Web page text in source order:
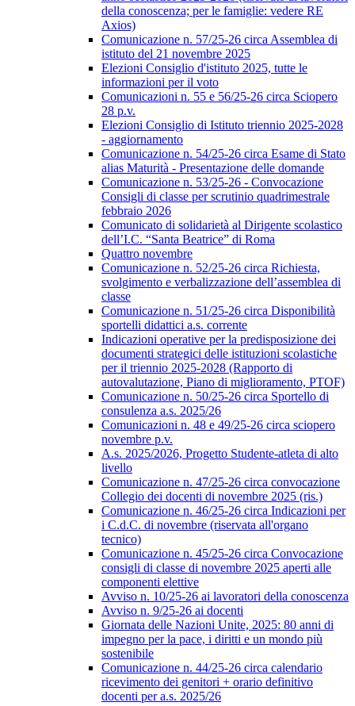
della conoscenza; per le famiglie: vedere RE
Axios)
Comunicazione n. 57/25-26 circa Assemblea di
istituto del 21 novembre 2025
Elezioni Consiglio d'istituto 2025, tutte le
informazioni per il voto
Comunicazioni n. 55 e 56/25-26 circa Sciopero
28 p.v.
Elezioni Consiglio di Istituto triennio 2025-2028
- aggiornamento
Comunicazione n. 54/25-26 circa Esame di Stato
alias Maturità - Presentazione delle domande
Comunicazione n. 53/25-26 - Convocazione
Consigli di classe per scrutinio quadrimestrale
febbraio 2026
Comunicato di solidarietà al Dirigente scolastico
dell’I.C. “Santa Beatrice” di Roma
Quattro novembre
Comunicazione n. 52/25-26 circa Richiesta,
svolgimento e verbalizzazione dell’assemblea di
classe
Comunicazione n. 51/25-26 circa Disponibilità
sportelli didattici a.s. corrente
Indicazioni operative per la predisposizione dei
documenti strategici delle istituzioni scolastiche
per il triennio 2025-2028 (Rapporto di
autovalutazione, Piano di miglioramento, PTOF)
Comunicazione n. 50/25-26 circa Sportello di
consulenza a.s. 2025/26
Comunicazioni n. 48 e 49/25-26 circa sciopero
novembre p.v.
A.s. 2025/2026, Progetto Studente-atleta di alto
livello
Comunicazione n. 47/25-26 circa convocazione
Collegio dei docenti di novembre 2025 (ris.)
Comunicazione n. 46/25-26 circa Indicazioni per
i C.d.C. di novembre (riservata all'organo
tecnico)
Comunicazione n. 45/25-26 circa Convocazione
consigli di classe di novembre 2025 aperti alle
componenti elettive
Avviso n. 10/25-26 ai lavoratori della conoscenza
Avviso n. 9/25-26 ai docenti
Giornata delle Nazioni Unite, 2025: 80 anni di
impegno per la pace, i diritti e un mondo più
sostenibile
Comunicazione n. 44/25-26 circa calendario
ricevimento dei genitori + orario definitivo
docenti per a.s. 2025/26